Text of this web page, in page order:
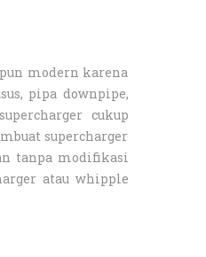
modern karena
pipa downpipe,
cukup
supercharger
tanpa modifikasi
atau whipple